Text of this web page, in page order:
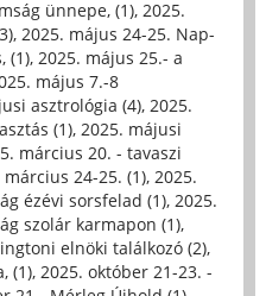
ünnepe, (1), 2025.
, 2025. május 24-25. Nap-
(1), 2025. május 25.- a
május 7.-8
asztrológia (4), 2025.
(1), 2025. májusi
március 20. - tavaszi
március 24-25. (1), 2025.
ézévi sorsfelad (1), 2025.
szolár karmapon (1),
elnöki találkozó (2),
(1), 2025. október 21-23. -